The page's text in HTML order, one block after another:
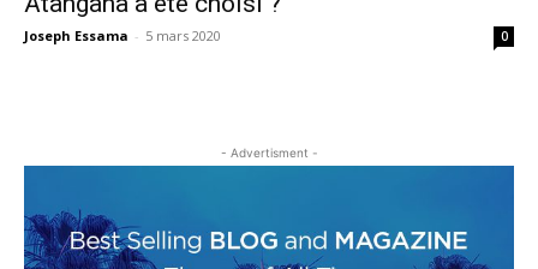
Joseph Essama - 5 mars 2020 0
- Advertisment -